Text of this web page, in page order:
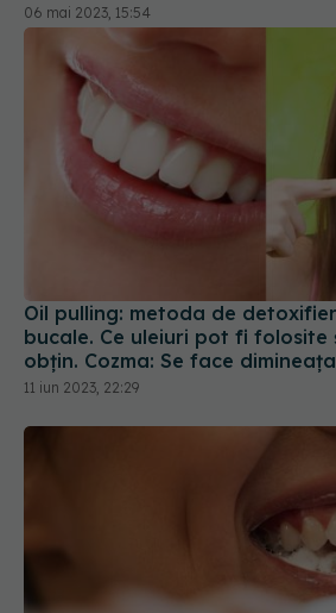
06 mai 2023, 15:54
Oil pulling: metoda de
bucale. Ce uleiuri pot fi folosite
obțin. Cozma: Se face
se văd în 4-6 săptămâni
11 iun 2023, 22:29